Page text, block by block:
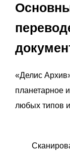
«Делис
планетарное
любых типов